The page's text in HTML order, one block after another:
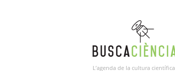
L’agenda de la cultura científica